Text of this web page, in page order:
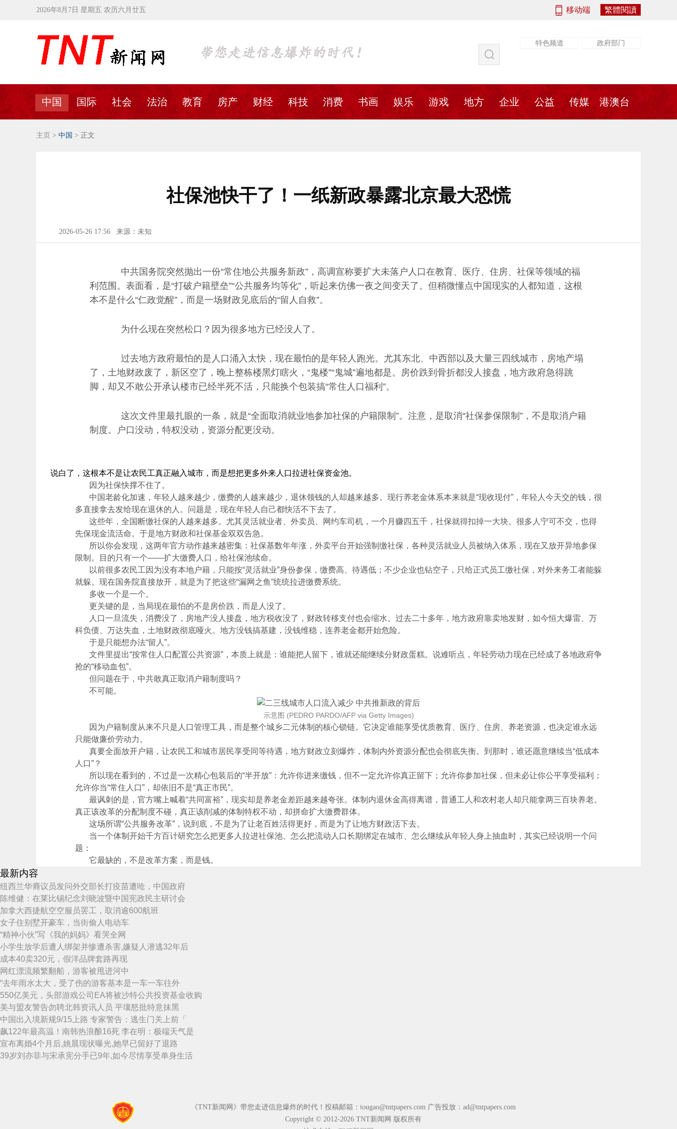
2026年8月7日 星期五 农历六月廿五 移动端 繁體閱讀
特色频道
政府部门
中国 国际 社会 法治 教育 房产 财经 科技 消费 书画 娱乐 游戏 地方 企业 公益 传媒 港澳台
主页 > 中国 > 正文
社保池快干了！一纸新政暴露北京最大恐慌
2026-05-26 17:56 来源：未知
中共国务院突然抛出一份“常住地公共服务新政”，高调宣称要扩大未落户人口在教育、医疗、住房、社保等领域的福
利范围。表面看，是“打破户籍壁垒”“公共服务均等化”，听起来仿佛一夜之间变天了。但稍微懂点中国现实的人都知道，这根
本不是什么“仁政觉醒”，而是一场财政见底后的“留人自救”。
为什么现在突然松口？因为很多地方已经没人了。
过去地方政府最怕的是人口涌入太快，现在最怕的是年轻人跑光。尤其东北、中西部以及大量三四线城市，房地产塌
了，土地财政废了，新区空了，晚上整栋楼黑灯瞎火，“鬼楼”“鬼城”遍地都是。房价跌到骨折都没人接盘，地方政府急得跳
脚，却又不敢公开承认楼市已经半死不活，只能换个包装搞“常住人口福利”。
这次文件里最扎眼的一条，就是“全面取消就业地参加社保的户籍限制”。注意，是取消“社保参保限制”，不是取消户籍
制度。户口没动，特权没动，资源分配更没动。
说白了，这根本不是让农民工真正融入城市，而是想把更多外来人口拉进社保资金池。
因为社保快撑不住了。
中国老龄化加速，年轻人越来越少，缴费的人越来越少，退休领钱的人却越来越多。现行养老金体系本来就是“现收现付”，年轻人今天交的钱，很
多直接拿去发给现在退休的人。问题是，现在年轻人自己都快活不下去了。
这些年，全国断缴社保的人越来越多。尤其灵活就业者、外卖员、网约车司机，一个月赚四五千，社保就得扣掉一大块。很多人宁可不交，也得
先保现金流活命。于是地方财政和社保基金双双告急。
所以你会发现，这两年官方动作越来越密集：社保基数年年涨，外卖平台开始强制缴社保，各种灵活就业人员被纳入体系，现在又放开异地参保
限制。目的只有一个——扩大缴费人口，给社保池续命。
以前很多农民工因为没有本地户籍，只能按“灵活就业”身份参保，缴费高、待遇低；不少企业也钻空子，只给正式员工缴社保，对外来务工者能躲
就躲。现在国务院直接放开，就是为了把这些“漏网之鱼”统统拉进缴费系统。
多收一个是一个。
更关键的是，当局现在最怕的不是房价跌，而是人没了。
人口一旦流失，消费没了，房地产没人接盘，地方税收没了，财政转移支付也会缩水。过去二十多年，地方政府靠卖地发财，如今恒大爆雷、万
科负债、万达失血，土地财政彻底哑火。地方没钱搞基建，没钱维稳，连养老金都开始危险。
于是只能想办法“留人”。
文件里提出“按常住人口配置公共资源”，本质上就是：谁能把人留下，谁就还能继续分财政蛋糕。说难听点，年轻劳动力现在已经成了各地政府争
抢的“移动血包”。
但问题在于，中共敢真正取消户籍制度吗？
不可能。
示意图 (PEDRO PARDO/AFP via Getty Images)
因为户籍制度从来不只是人口管理工具，而是整个城乡二元体制的核心锁链。它决定谁能享受优质教育、医疗、住房、养老资源，也决定谁永远
只能做廉价劳动力。
真要全面放开户籍，让农民工和城市居民享受同等待遇，地方财政立刻爆炸，体制内外资源分配也会彻底失衡。到那时，谁还愿意继续当“低成本
人口”？
所以现在看到的，不过是一次精心包装后的“半开放”：允许你进来缴钱，但不一定允许你真正留下；允许你参加社保，但未必让你公平享受福利；
允许你当“常住人口”，却依旧不是“真正市民”。
最讽刺的是，官方嘴上喊着“共同富裕”，现实却是养老金差距越来越夸张。体制内退休金高得离谱，普通工人和农村老人却只能拿两三百块养老。
真正该改革的分配制度不碰，真正该削减的体制特权不动，却拼命扩大缴费群体。
这场所谓“公共服务改革”，说到底，不是为了让老百姓活得更好，而是为了让地方财政活下去。
当一个体制开始千方百计研究怎么把更多人拉进社保池、怎么把流动人口长期绑定在城市、怎么继续从年轻人身上抽血时，其实已经说明一个问
题：
它最缺的，不是改革方案，而是钱。
最新内容
纽西兰华裔议员发问外交部长打疫苗遭呛，中国政府
陈维健：在莱比锡纪念刘晓波暨中国宪政民主研讨会
加拿大西捷航空空服员罢工，取消逾600航班
女子住别墅开豪车，当街偷人电动车
“精神小伙”写《我的妈妈》看哭全网
小学生放学后遭人绑架并惨遭杀害,嫌疑人潜逃32年后
成本40卖320元，假洋品牌套路再现
网红漂流频繁翻船，游客被甩进河中
“去年雨水太大，受了伤的游客基本是一车一车往外
550亿美元，头部游戏公司EA将被沙特公共投资基金收购
美与盟友警告勿聘北韩资讯人员 平壤怒批特意抹黑
中国出入境新规9/15上路 专家警告：逃生门关上前「
飙122年最高温！南韩热浪酿16死 李在明：极端天气是
宣布离婚4个月后,姚晨现状曝光,她早已留好了退路
39岁刘亦菲与宋承宪分手已9年,如今尽情享受单身生活
《TNT新闻网》带您走进信息爆炸的时代！投稿邮箱： tougao@tntpapers.com广告投放： ad@tntpapers.com
Copyright © 2012-2026 TNT新闻网 版权所有